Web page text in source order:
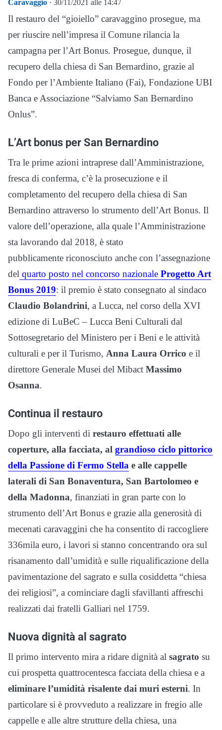
Caravaggio · 30/11/2021 alle 14:47
Il restauro del “gioiello” caravaggino prosegue, ma
per riuscire nell’impresa il Comune rilancia la
campagna per l’Art Bonus. Prosegue, dunque, il
recupero della chiesa di San Bernardino, grazie al
Fondo per l’Ambiente Italiano (Fai), Fondazione UBI
Banca e Associazione “Salviamo San Bernardino
Onlus”.
L’Art bonus per San Bernardino
Tra le prime azioni intraprese dall’Amministrazione,
fresca di conferma, c’è la prosecuzione e il
completamento del recupero della chiesa di San
Bernardino attraverso lo strumento dell’Art Bonus. Il
valore dell’operazione, alla quale l’Amministrazione
sta lavorando dal 2018, è stato
pubblicamente riconosciuto anche con l’assegnazione
del quarto posto nel concorso nazionale Progetto Art
Bonus 2019: il premio è stato consegnato al sindaco
Claudio Bolandrini, a Lucca, nel corso della XVI
edizione di LuBeC – Lucca Beni Culturali dal
Sottosegretario del Ministero per i Beni e le attività
culturali e per il Turismo, Anna Laura Orrico e il
direttore Generale Musei del Mibact Massimo
Osanna.
Continua il restauro
Dopo gli interventi di restauro effettuati alle
coperture, alla facciata, al grandioso ciclo pittorico
della Passione di Fermo Stella e alle cappelle
laterali di San Bonaventura, San Bartolomeo e
della Madonna, finanziati in gran parte con lo
strumento dell’Art Bonus e grazie alla generosità di
mecenati caravaggini che ha consentito di raccogliere
336mila euro, i lavori si stanno concentrando ora sul
risanamento dall’umidità e sulle riqualificazione della
pavimentazione del sagrato e sulla cosiddetta “chiesa
dei religiosi”, a cominciare dagli sfavillanti affreschi
realizzati dai fratelli Galliari nel 1759.
Nuova dignità al sagrato
Il primo intervento mira a ridare dignità al sagrato su
cui prospetta quattrocentesca facciata della chiesa e a
eliminare l’umidità risalente dai muri esterni. In
particolare si è provveduto a realizzare in fregio alle
cappelle e alle altre strutture della chiesa, una